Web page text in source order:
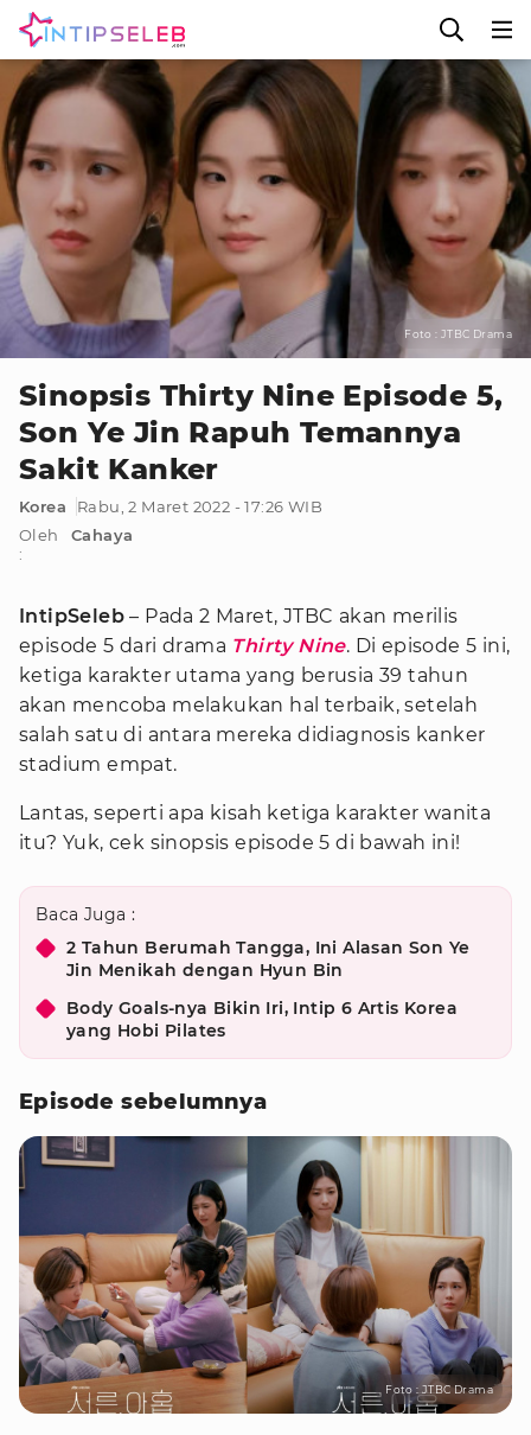
Foto : JTBC Drama
Sinopsis Thirty Nine Episode 5,
Son Ye Jin Rapuh Temannya
Sakit Kanker
Korea
Rabu, 2 Maret 2022 - 17:26 WIB
Oleh
:
Cahaya
IntipSeleb – Pada 2 Maret, JTBC akan merilis
episode 5 dari drama Thirty Nine. Di episode 5 ini,
ketiga karakter utama yang berusia 39 tahun
akan mencoba melakukan hal terbaik, setelah
salah satu di antara mereka didiagnosis kanker
stadium empat.
Lantas, seperti apa kisah ketiga karakter wanita
itu? Yuk, cek sinopsis episode 5 di bawah ini!
Baca Juga :
2 Tahun Berumah Tangga, Ini Alasan Son Ye
Jin Menikah dengan Hyun Bin
Body Goals-nya Bikin Iri, Intip 6 Artis Korea
yang Hobi Pilates
Episode sebelumnya
Foto : JTBC Drama